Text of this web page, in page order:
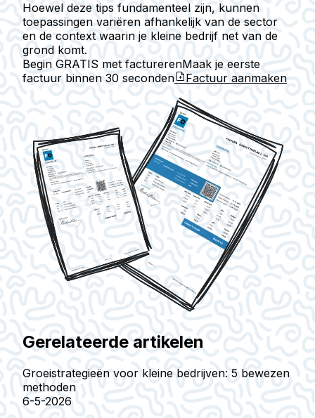
Hoewel deze tips fundamenteel zijn, kunnen
toepassingen variëren afhankelijk van de sector
en de context waarin je kleine bedrijf net van de
grond komt.
Begin GRATIS met facturerenMaak je eerste
factuur binnen 30 seconden Factuur aanmaken
Gerelateerde artikelen
Groeistrategieën voor kleine bedrijven: 5 bewezen
methoden
6-5-2026